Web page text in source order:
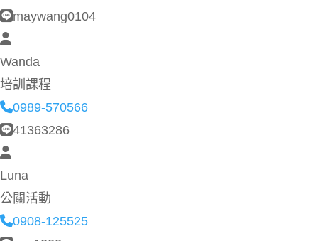
maywang0104
Wanda
培訓課程
0989-570566
41363286
Luna
公關活動
0908-125525